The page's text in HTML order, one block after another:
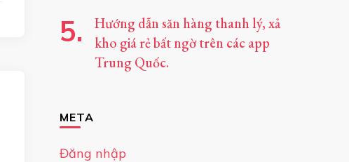
Hướng dẫn săn hàng thanh lý, xả
kho giá rẻ bất ngờ trên các app
Trung Quốc.
META
Đăng nhập